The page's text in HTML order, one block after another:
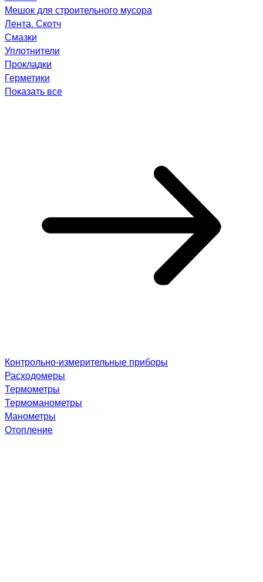
Мешок для строительного мусора
Лента. Скотч
Смазки
Уплотнители
Прокладки
Герметики
Показать все
Контрольно-измерительные приборы
Расходомеры
Термометры
Термоманометры
Манометры
Отопление